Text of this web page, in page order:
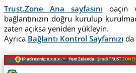
Trust.Zone Ana sayfasını oaçın
bağlantınızın doğru kurulup
zaten açıksa yeniden yükleyin.
Ayrıca Bağlantı Kontrol Sayfamızı da
IP adresiniz: x.x.x.x · Yeni Zelanda ·ŞimdiTRUST.ZONE!